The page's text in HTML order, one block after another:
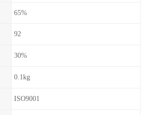
65%
92
30%
0.1kg
ISO9001